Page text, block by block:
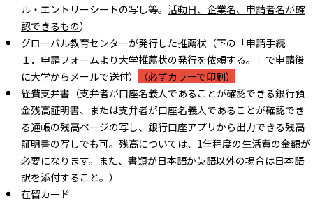
ル・エントリーシートの写し等。 活動日、企業名、申請者名が確
認できるもの）
グローバル教育センターが発行した推薦状（下の「申請手続
１．申請フォームより大学推薦状の発行を依頼する。」で申請後
に大学からメールで送付）
（必ずカラーで印刷）
経費支弁書（支弁者が口座名義人であることが確認できる銀行預
金残高証明書、または支弁者が口座名義人であることが確認でき
る通帳の残高ページの写し、銀行口座アプリから出力できる残高
証明書の写しでも可。残高については、1年程度の生活費の金額が
必要になります。また、書類が日本語か英語以外の場合は日本語
訳を添付すること。）
在留カード